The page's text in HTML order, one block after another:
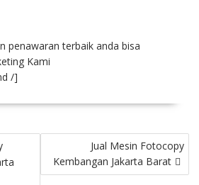
penawaran terbaik anda bisa
Kami
/]
Jual Mesin Fotocopy
Kembangan Jakarta Barat